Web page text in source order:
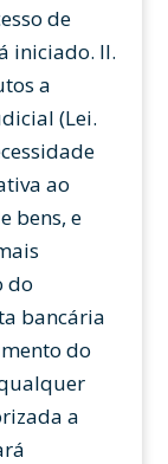
de
iniciado. II.
a
(Lei.
ao
bens, e
do
bancária
do
a